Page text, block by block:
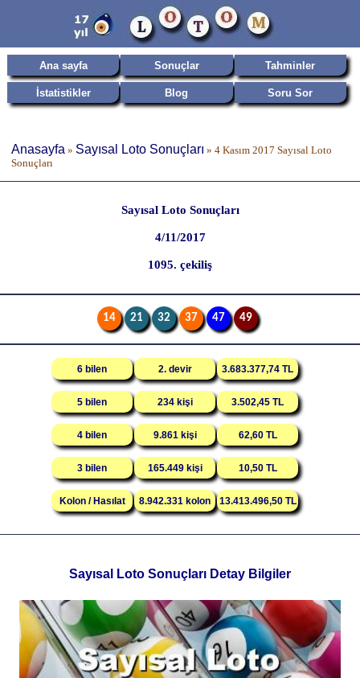
Ana sayfa Sonuçlar Tahminler
İstatistikler Blog Soru Sor
Anasayfa » Sayısal Loto Sonuçları » 4 Kasım 2017 Sayısal Loto
Sonuçları
Sayısal Loto Sonuçları
4/11/2017
1095. çekiliş
14 21 32 37 47 49
6 bilen 2. devir 3.683.377,74 TL
5 bilen 234 kişi 3.502,45 TL
4 bilen 9.861 kişi 62,60 TL
3 bilen 165.449 kişi 10,50 TL
Kolon / Hasılat 8.942.331 kolon 13.413.496,50 TL
Sayısal Loto Sonuçları Detay Bilgiler